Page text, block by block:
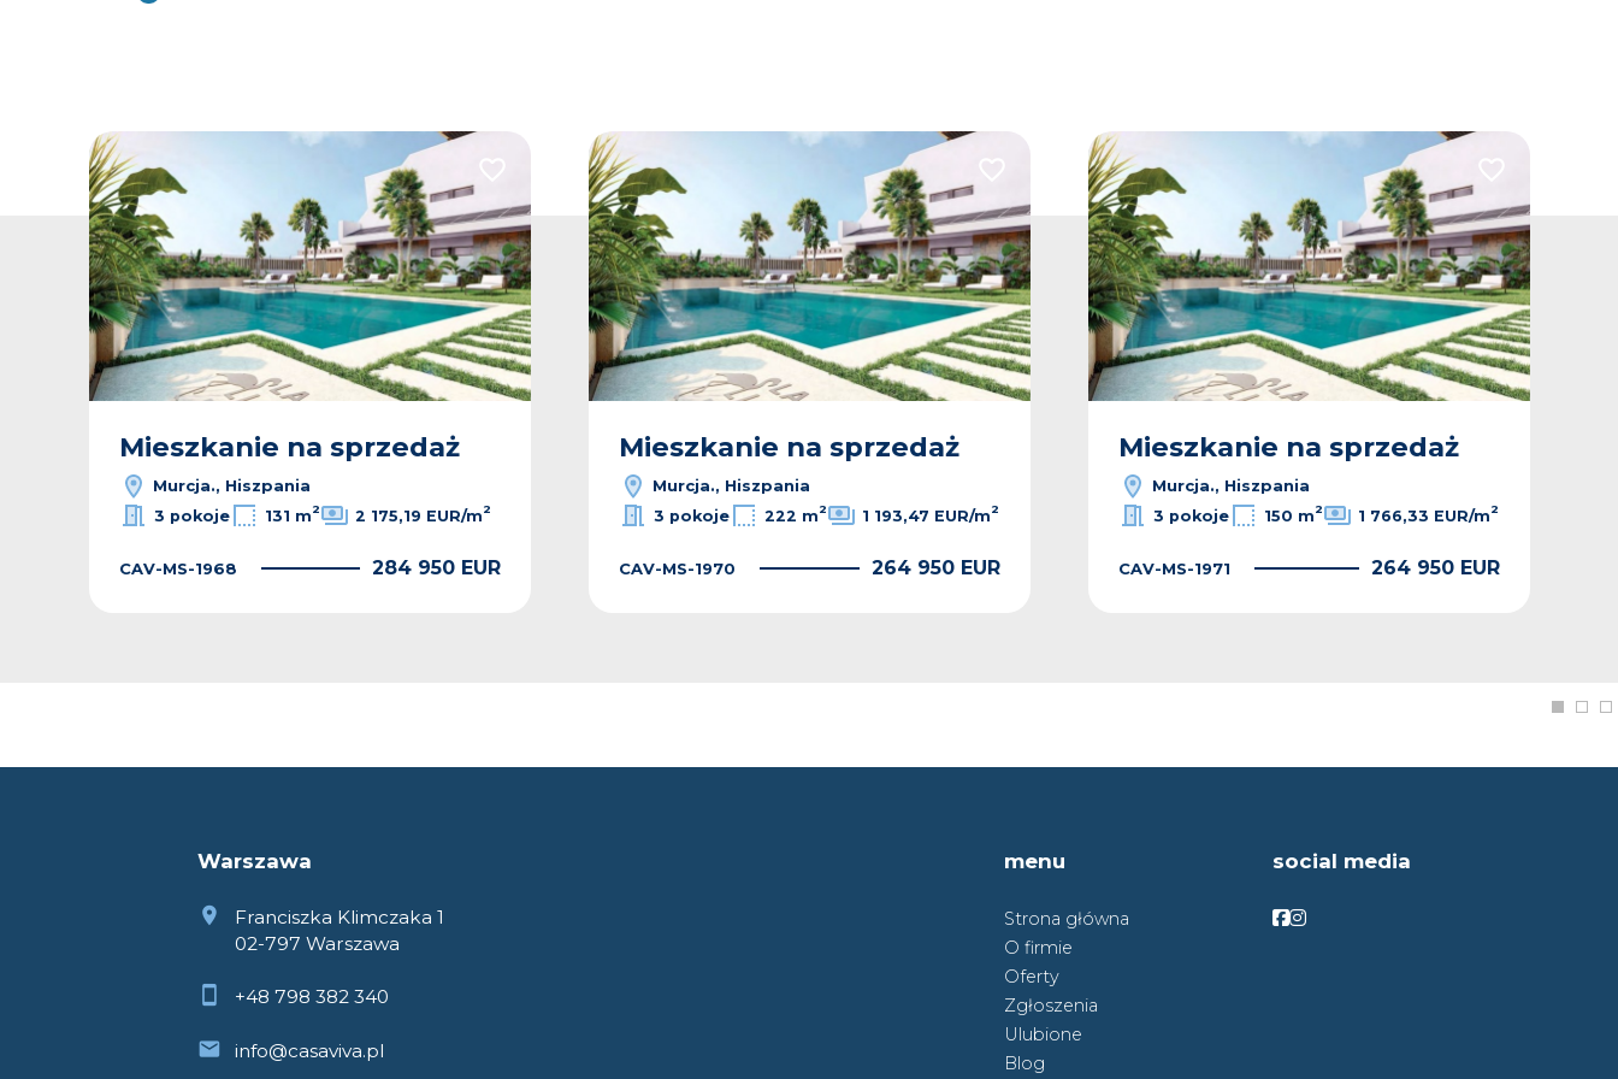
do ulubionych Dodaj do ulubionych
Mieszkanie na sprzedaż
Murcja., Hiszpania
3 pokoje 131 m2 2 175,19 EUR/m2
CAV-MS-1968 284 950 EUR
Dodaj do ulubionych
Mieszkanie na sprzedaż
Murcja., Hiszpania
3 pokoje 222 m2 1 193,47 EUR/m2
CAV-MS-1970 264 950 EUR
Mieszkanie na sprzedaż
Murcja., Hiszpania
3 pokoje 150 m2 1 766,33 EUR/m2
CAV-MS-1971 264 950 EUR
Warszawa
Franciszka Klimczaka 1
02-797 Warszawa
+48 798 382 340
info@casaviva.pl
menu
Strona główna
O firmie
Oferty
Zgłoszenia
Ulubione
Blog
social media
Facebook
Facebook